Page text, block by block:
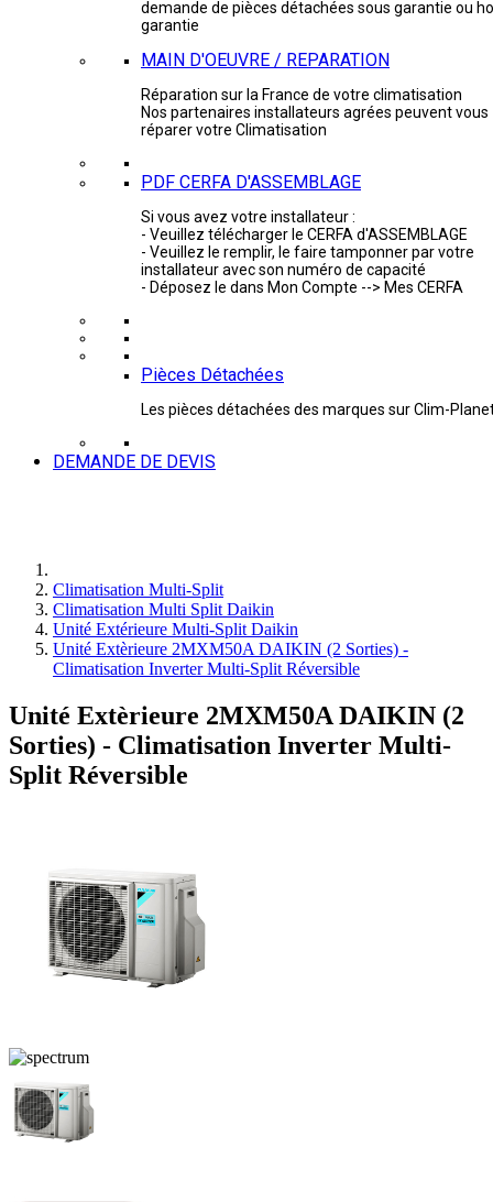
demande de pièces détachées sous garantie ou
garantie
MAIN D'OEUVRE / REPARATION
Réparation sur la France de votre climatisation
Nos partenaires installateurs agrées peuvent vous
réparer votre Climatisation
PDF CERFA D'ASSEMBLAGE
Si vous avez votre installateur :
- Veuillez télécharger le CERFA d'ASSEMBLAGE
- Veuillez le remplir, le faire tamponner par votre
installateur avec son numéro de capacité
- Déposez le dans Mon Compte --> Mes CERFA
Pièces Détachées
Les pièces détachées des marques sur Clim-
DEMANDE DE DEVIS
Climatisation Multi-Split
Climatisation Multi Split Daikin
Unité Extérieure Multi-Split Daikin
Unité Extèrieure 2MXM50A DAIKIN (2 Sorties) -
Climatisation Inverter Multi-Split Réversible
Unité Extèrieure 2MXM50A DAIKIN (2
Sorties) - Climatisation Inverter Multi-
Split Réversible